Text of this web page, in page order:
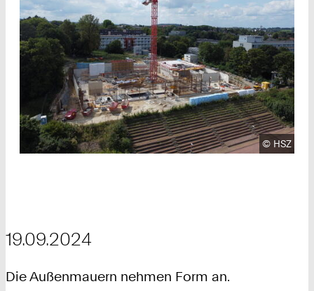
© HSZ
19.09.2024
Die Außenmauern nehmen Form an.